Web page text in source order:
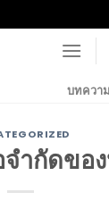
บทความ
ำกัดขอ